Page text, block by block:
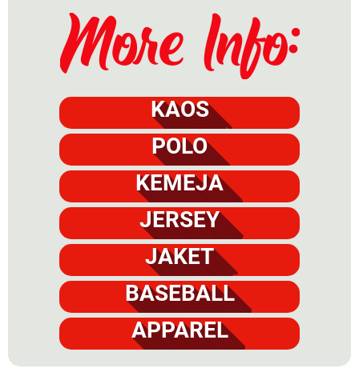
KAOS
POLO
KEMEJA
JERSEY
JAKET
BASEBALL
APPAREL